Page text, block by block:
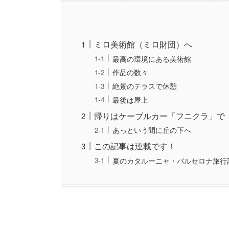
ミロ美術館（ミロ財団）へ
最高の環境にある美術館
作品の数々
絶景のテラスで休憩
最後は屋上
帰りはケーブルカー「フニクラ」で
あっという間に丘の下へ
この記事は連載です！
夏のカタルーニャ・バルセロナ旅